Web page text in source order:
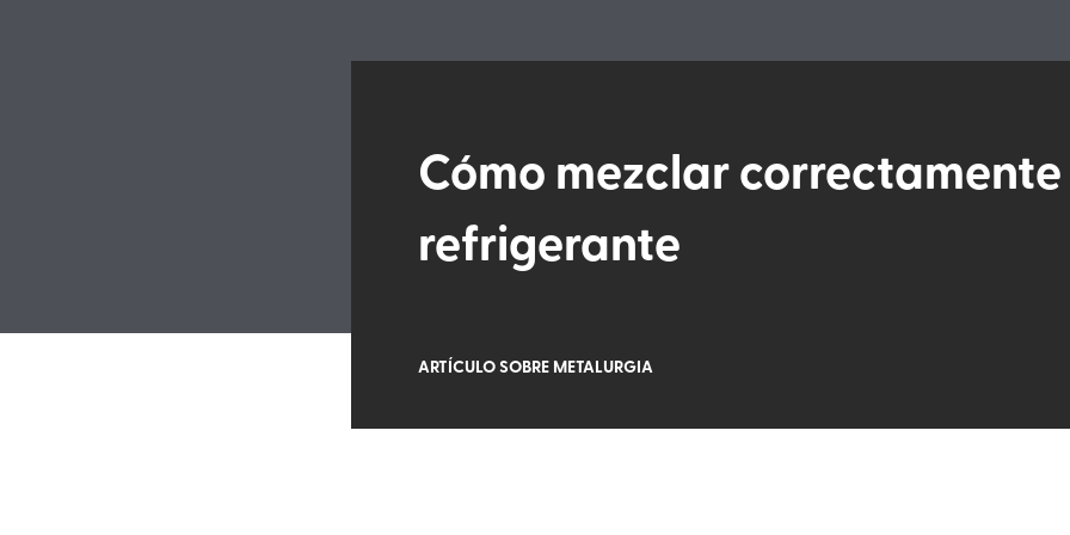
Cómo mezclar correctamente
refrigerante
ARTÍCULO SOBRE METALURGIA